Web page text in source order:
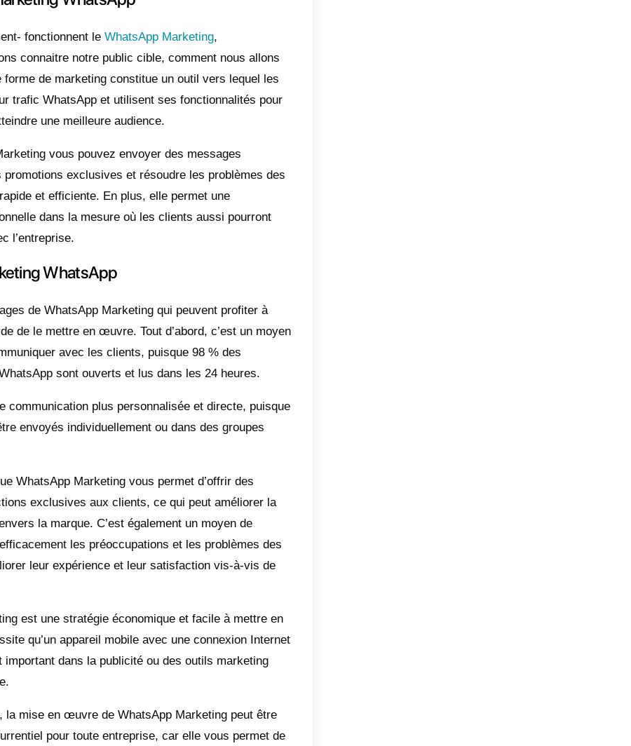
ont adapté de nouvelles façons de travailler et ont changé
leur façon de faire des- pub par les publicités WhatsApp, pour
de clients et par ricochet réaliser plus de ventes.
tous faire les emplettes et si c’est par le biais de cette
alors allez faire du shopping !
et l’intimité que nous apporte WhatsApp jouent un rôle important
prise de décision de personnes au moment de choisir un produit ou un
c’est pour cela que dans cet article nous vous montrerons 09
de marketing WhatsApp.
ce que le marketing WhatsApp
comment- fonctionnent leWhatsApp Marketing
nous devons connaitre notre public cible, comment nous allons
redirigent leur trafic WhatsApp et utilisent ses fonctionnalités pour
afin -d’atteindre une meilleure audience.
WhatsApp Marketing vous pouvez envoyer des messages
manière plus rapide et efficiente. En plus, elle permet une
bidirectionnelle dans la mesure où les clients aussi pourront
et interagir avec l’entreprise.
du marketing WhatsApp